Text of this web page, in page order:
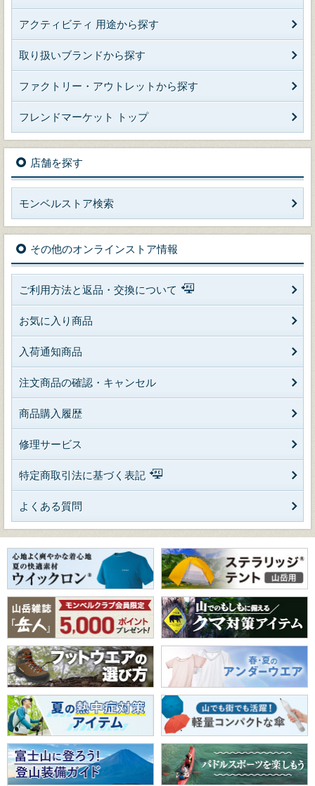
アクティビティ 用途から探す
取り扱いブランドから探す
ファクトリー・アウトレットから探す
フレンドマーケット トップ
店舗を探す
モンベルストア検索
その他のオンラインストア情報
ご利用方法と返品・交換について
お気に入り商品
入荷通知商品
注文商品の確認・キャンセル
商品購入履歴
修理サービス
特定商取引法に基づく表記
よくある質問